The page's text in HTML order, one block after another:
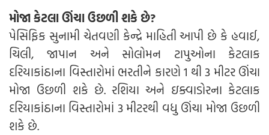
મોજા કેટલા ઊંચા ઉછળી શકે છે?
પેસિફિક સુનામી ચેતવણી કેન્દ્રે માહિતી આપી છે કે હવાઈ,
ચિલી, જાપાન અને સોલોમન ટાપુઓના કેટલાક
દરિયાકાંઠાના વિસ્તારોમાં ભરતીને કારણે 1 થી 3 મીટર ઊંચા
મોજા ઉછળી શકે છે. રશિયા અને ઇક્વાડોરના કેટલાક
દરિયાકાંઠાના વિસ્તારોમાં 3 મીટરથી વધુ ઊંચા મોજા ઉછળી
શકે છે.